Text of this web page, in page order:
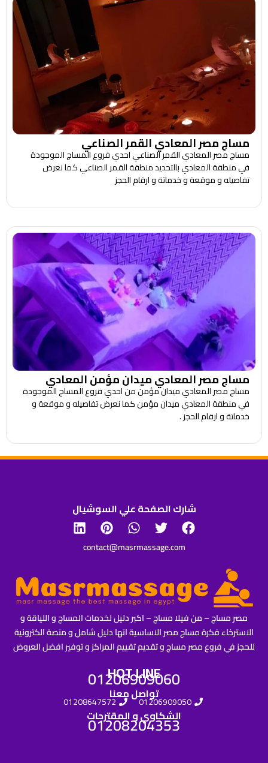
مساج مصر المعادي القمر الصناعي
مساج مصر المعادي القمر الصناعي احدي فروع المساج الموجودة
في منطقة المعادي بالتحديد منطقة القمر الصناعي كما نعرض
تفاصيله و موقعة و خدماتة و ارقام الحجز
مساج مصر المعادي ميدان مؤمن المعادي
مساج مصر المعادي ميدان مؤمن من احدي فروع المساج الموجودة
في منطقة المعادي ميدان مؤمن كما نعرض تفاصيله و موقعة و
خدماتة و ارقام الحجز .
شارك الصفحة علي السوشيال
contact@masrmassage.com
مصر مساج – من فيلا مساج – اكبر دليل لخدمات المساج و اللياقة و
الاسترخاء فكرة مساج مصر الاساسية انها دليل شامل و منصة الكترونية
للحجز في فروع مصر مساج و تقديم تقييم المراكز و توفير افضل العروض
HOT LINE
01206909060
تواصل معنا01206909050
01208647572
الشكاوي و المقترحات
01208204353